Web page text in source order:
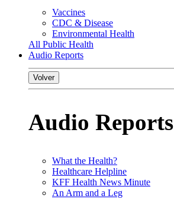
Vaccines
CDC & Disease
Environmental Health
All Public Health
Audio Reports
Volver
Audio Reports
What the Health?
Healthcare Helpline
KFF Health News Minute
An Arm and a Leg